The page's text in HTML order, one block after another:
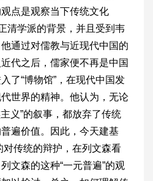
点是观察当下传统文化
清学派的背景，并且受到韦
通过对儒教与近现代中国的
代之后，儒家便不再是中国
了“博物馆”，在现代中国发
世界的精神。他认为，无论
义”的叙事，都放弃了传统
遍价值。因此，今天建基
对传统的辩护，在列文森看
文森的这种“一元普遍”的观